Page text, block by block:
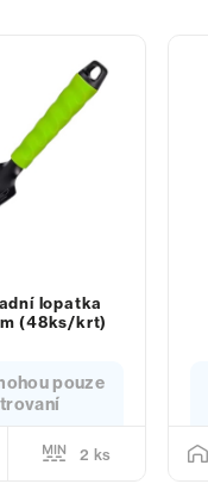
lopatka
(48ks/krt)
pouze
2 ks